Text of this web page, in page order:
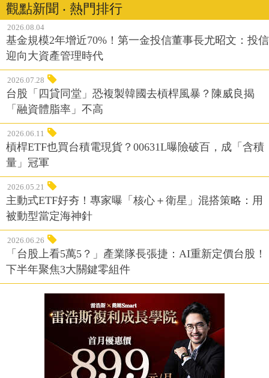
觀點新聞 ‧ 熱門排行
2026.08.04
基金規模2年增近70%！第一金投信董事長尤昭文：投信
迎向大資產管理時代
2026.07.28
台股「四貸同堂」恐複製韓國去槓桿風暴？陳威良揭
「融資體脂率」不高
2026.06.11
槓桿ETF也買台積電現貨？00631L曝險破百，成「含積
量」冠軍
2026.05.21
主動式ETF好夯！專家曝「核心＋衛星」混搭策略：用
被動型當定海神針
2026.06.26
「台股上看5萬5？」產業隊長張捷：AI重新定價台股！
下半年聚焦3大關鍵零組件